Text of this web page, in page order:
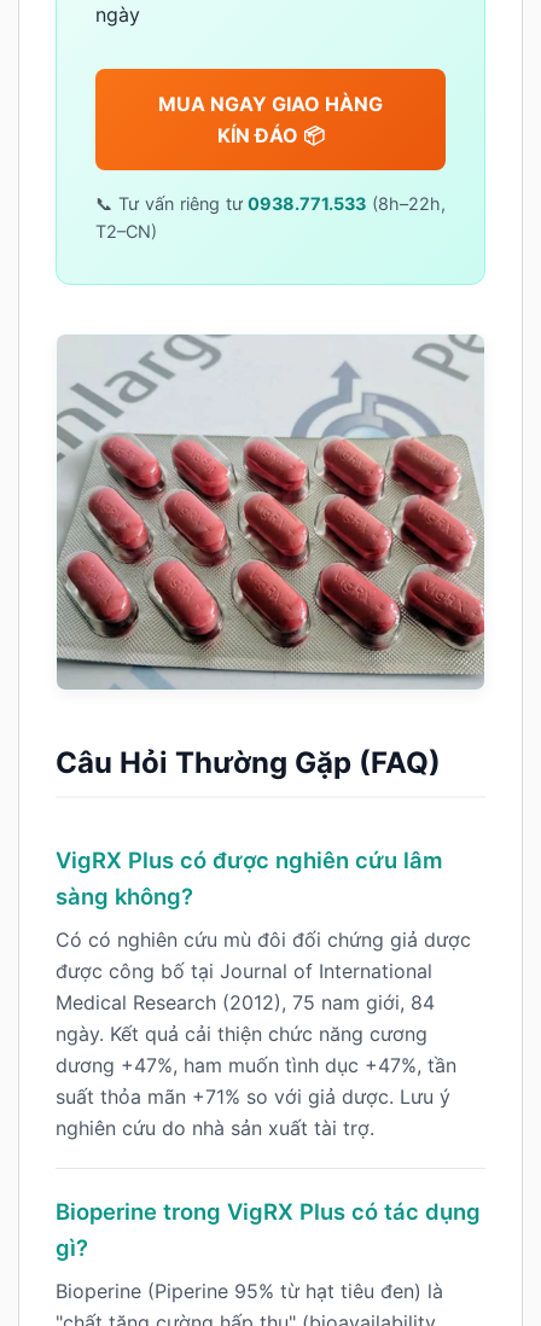
ngày
MUA NGAY GIAO HÀNG
KÍN ĐÁO 📦
📞 Tư vấn riêng tư0938.771.533 (8h–22h,
T2–CN)
Câu Hỏi Thường Gặp (FAQ)
VigRX Plus có được nghiên cứu lâm
sàng không?
Có có nghiên cứu mù đôi đối chứng giả dược
được công bố tại Journal of International
Medical Research (2012), 75 nam giới, 84
ngày. Kết quả cải thiện chức năng cương
dương +47%, ham muốn tình dục +47%, tần
suất thỏa mãn +71% so với giả dược. Lưu ý
nghiên cứu do nhà sản xuất tài trợ.
Bioperine trong VigRX Plus có tác dụng
gì?
Bioperine (Piperine 95% từ hạt tiêu đen) là